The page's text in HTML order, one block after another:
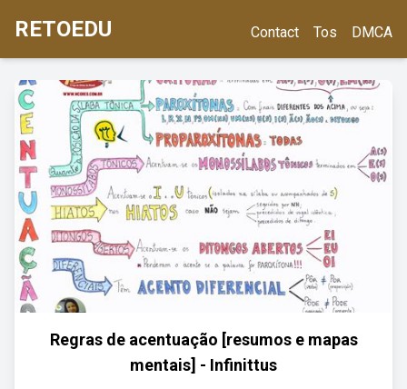
RETOEDU Contact Tos DMCA
Regras de acentuação [resumos e mapas
mentais] - Infinittus